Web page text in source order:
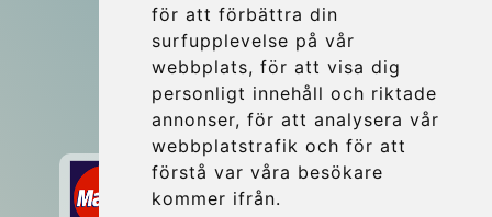
för att förbättra din
surfupplevelse på vår
webbplats, för att visa dig
personligt innehåll och riktade
annonser, för att analysera vår
webbplatstrafik och för att
förstå var våra besökare
kommer ifrån.
Contact
info@wientransfer.com
Secure Payment with STRIPE